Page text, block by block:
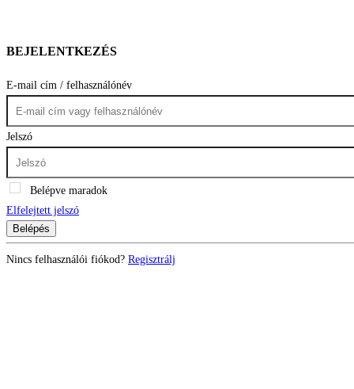
BEJELENTKEZÉS
E-mail cím / felhasználónév
Jelszó
Belépve maradok
Elfelejtett jelszó
Belépés
Nincs felhasználói fiókod? Regisztrálj